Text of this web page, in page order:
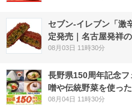
セブン-イレブン「激
定発売｜名古屋発祥
08月03日 11時30分
長野県150周年記念
噌や伝統野菜を使っ
08月04日 11時30分